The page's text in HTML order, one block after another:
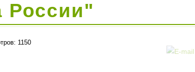
России"
1150